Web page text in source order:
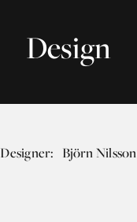
Design
Designer: Björn Nilsson